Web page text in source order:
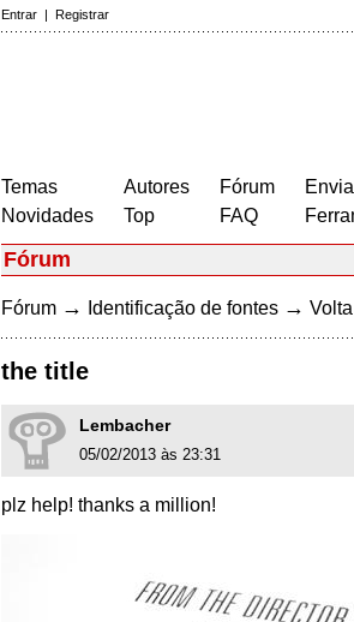
Entrar | Registrar
Temas
Novidades
Autores
Top
Fórum
FAQ
Fórum
Fórum → Identificação de fontes →
the title
Lembacher
05/02/2013 às 23:31
plz help! thanks a million!